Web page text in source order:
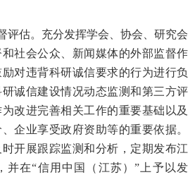
评估。充分发挥学会、协会、研究会
社会公众、新闻媒体的外部监督作
对违背科研诚信要求的行为进行负
诚信建设情况动态监测和第三方评
改进完善相关工作的重要基础以及
企业享受政府资助等的重要依据。
开展跟踪监测和分析，定期发布江
并在“信用中国（江苏）”上予以发